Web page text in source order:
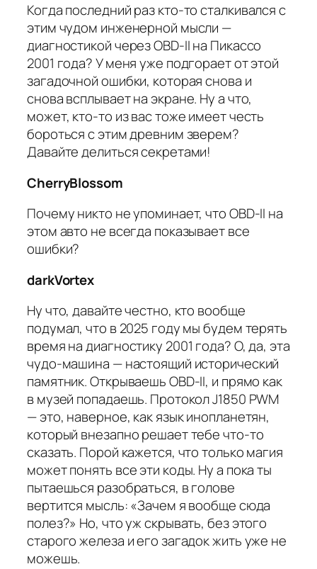
Когда последний раз кто-то сталкивался с
этим чудом инженерной мысли —
диагностикой через OBD-II на Пикассо
2001 года? У меня уже подгорает от этой
загадочной ошибки, которая снова и
снова всплывает на экране. Ну а что,
может, кто-то из вас тоже имеет честь
бороться с этим древним зверем?
Давайте делиться секретами!
CherryBlossom
Почему никто не упоминает, что OBD-II на
этом авто не всегда показывает все
ошибки?
darkVortex
Ну что, давайте честно, кто вообще
подумал, что в 2025 году мы будем терять
время на диагностику 2001 года? О, да, эта
чудо-машина — настоящий исторический
памятник. Открываешь OBD-II, и прямо как
в музей попадаешь. Протокол J1850 PWM
— это, наверное, как язык инопланетян,
который внезапно решает тебе что-то
сказать. Порой кажется, что только магия
может понять все эти коды. Ну а пока ты
пытаешься разобраться, в голове
вертится мысль: «Зачем я вообще сюда
полез?» Но, что уж скрывать, без этого
старого железа и его загадок жить уже не
можешь.